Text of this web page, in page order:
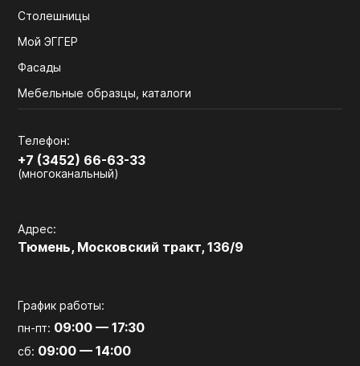
Столешницы
Мой ЭГГЕР
Фасады
Мебельные образцы, каталоги
Телефон:
+7 (3452) 66-63-33
(многоканальный)
Адрес:
Тюмень, Московский тракт, 136/9
График работы:
пн-пт: 09:00 — 17:30
сб: 09:00 — 14:00